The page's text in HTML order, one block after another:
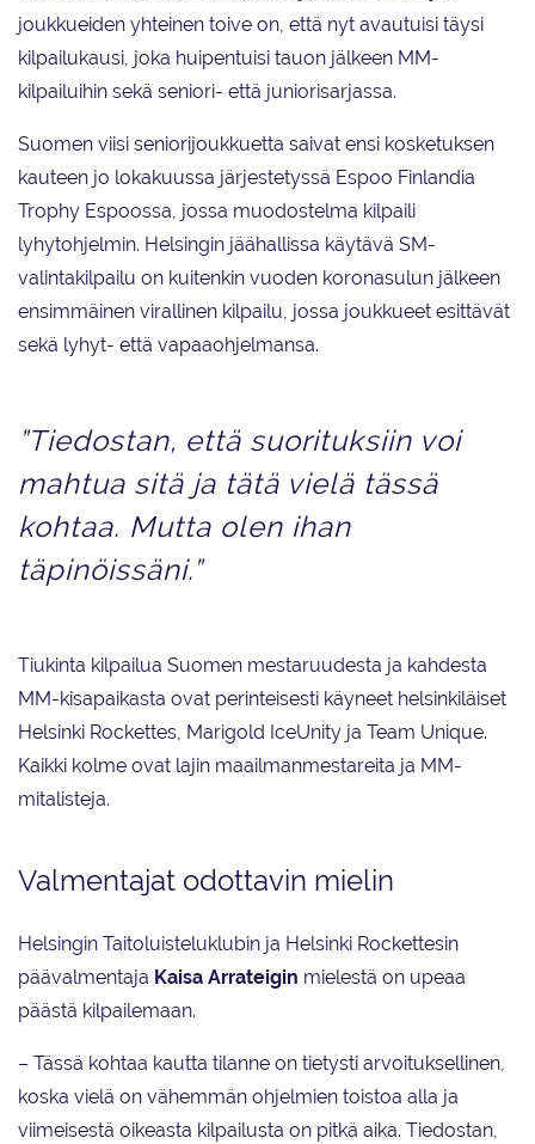
joukkueiden yhteinen toive on, että nyt avautuisi täysi
kilpailukausi, joka huipentuisi tauon jälkeen MM-
kilpailuihin sekä seniori- että juniorisarjassa.
Suomen viisi seniorijoukkuetta saivat ensi kosketuksen
kauteen jo lokakuussa järjestetyssä Espoo Finlandia
Trophy Espoossa, jossa muodostelma kilpaili
lyhytohjelmin. Helsingin jäähallissa käytävä SM-
valintakilpailu on kuitenkin vuoden koronasulun jälkeen
ensimmäinen virallinen kilpailu, jossa joukkueet esittävät
sekä lyhyt- että vapaaohjelmansa.
”Tiedostan, että suorituksiin voi
mahtua sitä ja tätä vielä tässä
kohtaa. Mutta olen ihan
täpinöissäni.”
Tiukinta kilpailua Suomen mestaruudesta ja kahdesta
MM-kisapaikasta ovat perinteisesti käyneet helsinkiläiset
Helsinki Rockettes, Marigold IceUnity ja Team Unique.
Kaikki kolme ovat lajin maailmanmestareita ja MM-
mitalisteja.
Valmentajat odottavin mielin
Helsingin Taitoluisteluklubin ja Helsinki Rockettesin
päävalmentaja Kaisa Arrateigin mielestä on upeaa
päästä kilpailemaan.
– Tässä kohtaa kautta tilanne on tietysti arvoituksellinen,
koska vielä on vähemmän ohjelmien toistoa alla ja
viimeisestä oikeasta kilpailusta on pitkä aika. Tiedostan,